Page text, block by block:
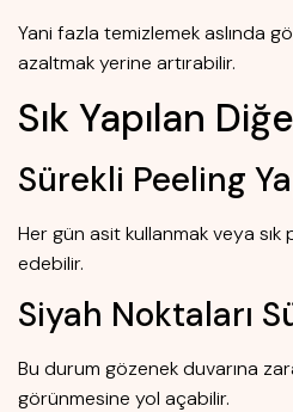
Yani fazla temizlemek aslında
azaltmak yerine artırabilir.
Sık Yapılan
Sürekli Peeling
Her gün asit kullanmak veya
edebilir.
Siyah Noktaları
Bu durum gözenek duvarına
görünmesine yol açabilir.